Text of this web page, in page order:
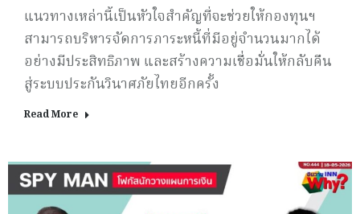
แนวทางเหล่านี้เป็นหัวใจสำคัญที่จะช่วยให้กองทุนฯ
สามารถบริหารจัดการภาระหนี้ที่มีอยู่จำนวนมากได้
อย่างมีประสิทธิภาพ และสร้างความเชื่อมั่นให้กลับคืน
สู่ระบบประกันวินาศภัยไทยอีกครั้ง
Read More